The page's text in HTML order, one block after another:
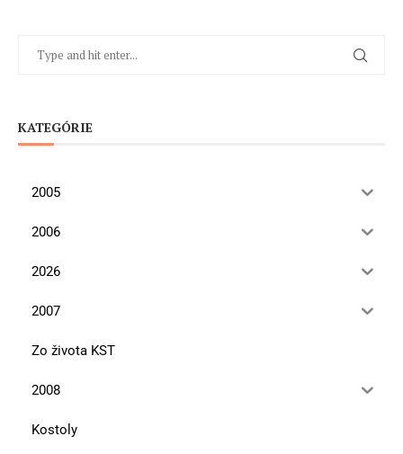
KATEGÓRIE
2005
2006
2026
2007
Zo života KST
2008
Kostoly